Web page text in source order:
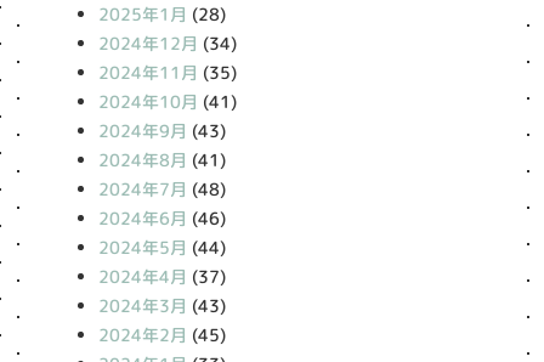
2025年1月 (28)
2024年12月 (34)
2024年11月 (35)
2024年10月 (41)
2024年9月 (43)
2024年8月 (41)
2024年7月 (48)
2024年6月 (46)
2024年5月 (44)
2024年4月 (37)
2024年3月 (43)
2024年2月 (45)